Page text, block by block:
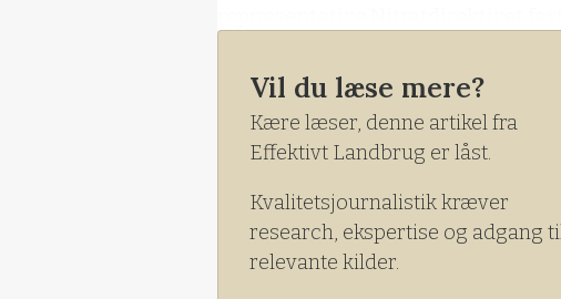
er forpligtet til at indberette
hidrørende fra landbrugsvirksomh
Vil du læse mere?
Kære læser, denne artikel fra
Effektivt Landbrug er låst.
Kvalitetsjournalistik kræver
research, ekspertise og adgang
relevante kilder.